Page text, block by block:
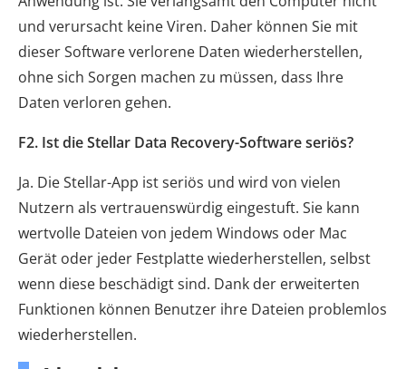
und verursacht keine Viren. Daher können Sie mit
dieser Software verlorene Daten wiederherstellen,
ohne sich Sorgen machen zu müssen, dass Ihre
Daten verloren gehen.
F2. Ist die Stellar Data Recovery-Software seriös?
Ja. Die Stellar-App ist seriös und wird von vielen
Nutzern als vertrauenswürdig eingestuft. Sie kann
wertvolle Dateien von jedem Windows oder Mac
Gerät oder jeder Festplatte wiederherstellen, selbst
wenn diese beschädigt sind. Dank der erweiterten
Funktionen können Benutzer ihre Dateien problemlos
wiederherstellen.